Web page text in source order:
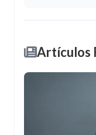
Artículos